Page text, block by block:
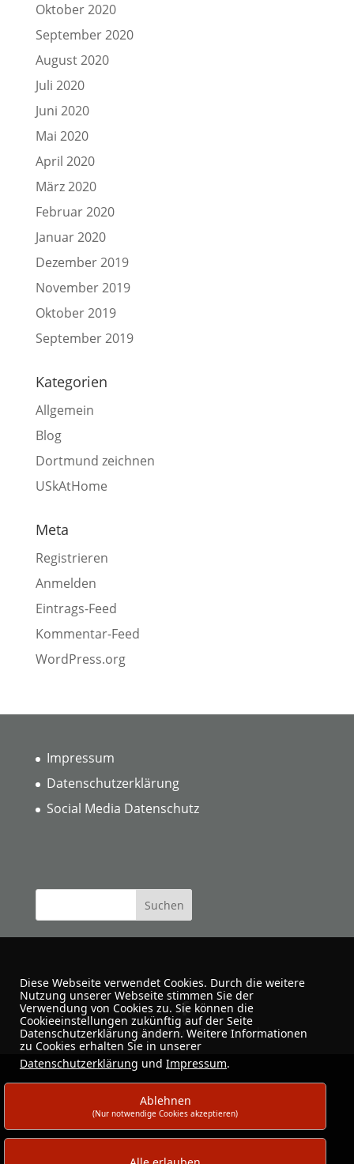
Oktober 2020
September 2020
August 2020
Juli 2020
Juni 2020
Mai 2020
April 2020
März 2020
Februar 2020
Januar 2020
Dezember 2019
November 2019
Oktober 2019
September 2019
Kategorien
Allgemein
Blog
Dortmund zeichnen
USkAtHome
Meta
Registrieren
Anmelden
Eintrags-Feed
Kommentar-Feed
WordPress.org
Impressum
Datenschutzerklärung
Social Media Datenschutz
Urban Sketchers Dortmund
Diese Webseite verwendet Cookies. Durch die weitere
Nutzung unserer Webseite stimmen Sie der
Verwendung von Cookies zu. Sie können die
Cookieeinstellungen zukünftig auf der Seite
Datenschutzerklärung ändern. Weitere Informationen
zu Cookies erhalten Sie in unserer
Datenschutzerklärung und Impressum.
Ablehnen
(Nur notwendige Cookies akzeptieren)